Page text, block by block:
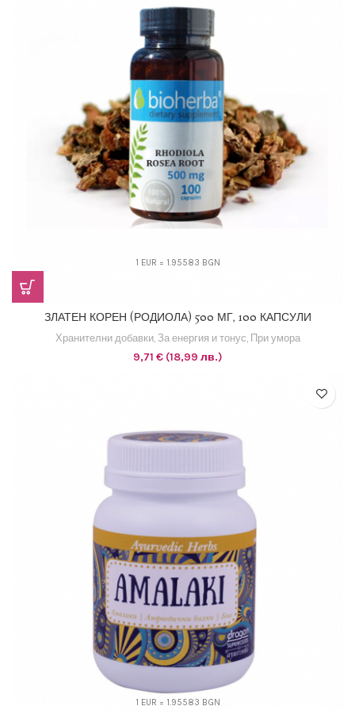
1 EUR = 1.95583 BGN
ЗЛАТЕН КОРЕН (РОДИОЛА) 500 МГ, 100 КАПСУЛИ
Хранителни добавки, За енергия и тонус При умора
9,71 €(18,99 лв.)
1 EUR = 1.95583 BGN